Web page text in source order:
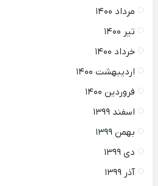
مرداد ۱۴۰۰
تیر ۱۴۰۰
خرداد ۱۴۰۰
اردیبهشت ۱۴۰۰
فروردین ۱۴۰۰
اسفند ۱۳۹۹
بهمن ۱۳۹۹
دی ۱۳۹۹
آذر ۱۳۹۹